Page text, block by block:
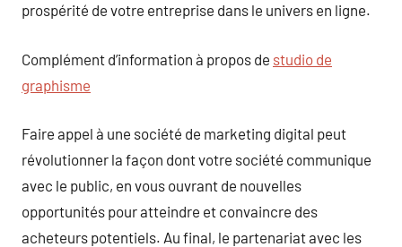
prospérité de votre entreprise dans le univers en ligne.
Complément d’information à propos de studio de
graphisme
Faire appel à une société de marketing digital peut
révolutionner la façon dont votre société communique
avec le public, en vous ouvrant de nouvelles
opportunités pour atteindre et convaincre des
acheteurs potentiels. Au final, le partenariat avec les